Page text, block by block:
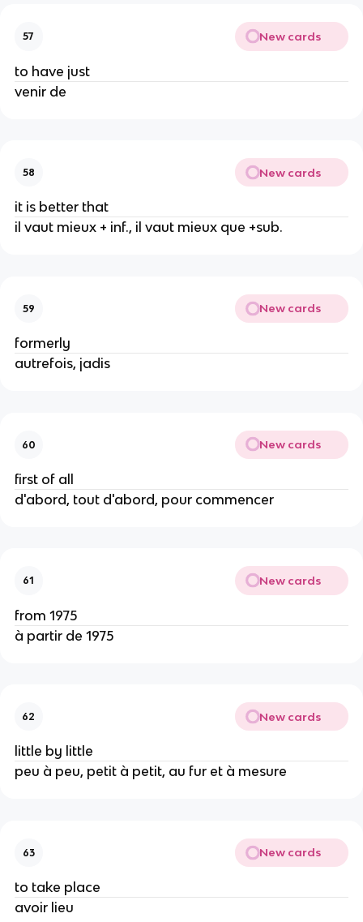
57 New cards
to have just
venir de
58 New cards
it is better that
il vaut mieux + inf., il vaut mieux que +sub.
59 New cards
formerly
autrefois, jadis
60 New cards
first of all
d'abord, tout d'abord, pour commencer
61 New cards
from 1975
à partir de 1975
62 New cards
little by little
peu à peu, petit à petit, au fur et à mesure
63 New cards
to take place
avoir lieu